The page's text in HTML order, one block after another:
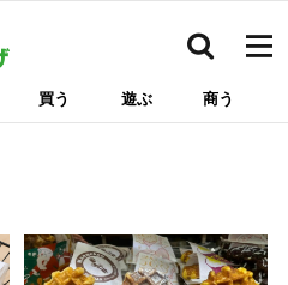
買う 遊ぶ 商う